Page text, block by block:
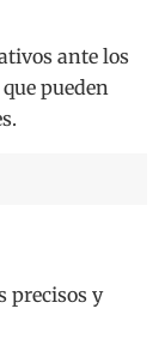
ante los
pueden
precisos y